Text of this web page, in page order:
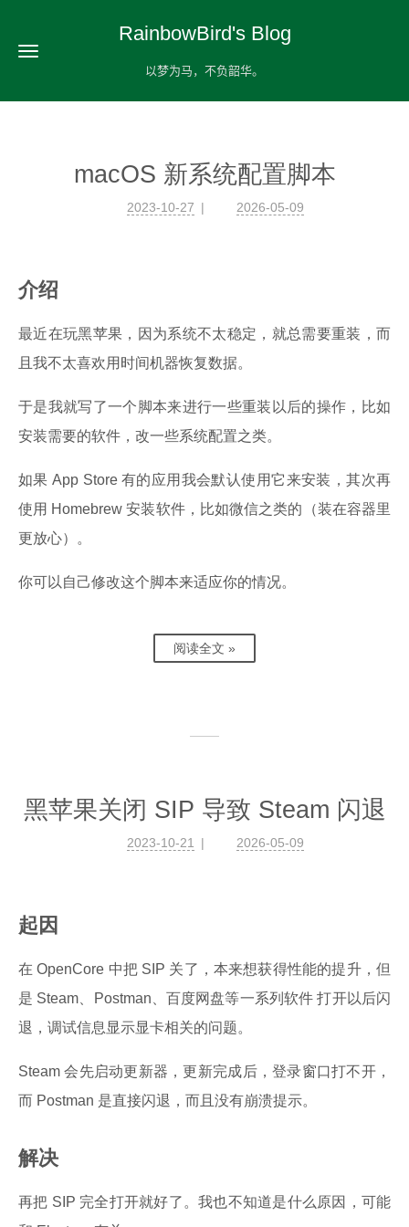
RainbowBird's Blog
以梦为马，不负韶华。
macOS 新系统配置脚本
2023-10-27 2026-05-09
介绍
最近在玩黑苹果，因为系统不太稳定，就总需要重装，而
且我不太喜欢用时间机器恢复数据。
于是我就写了一个脚本来进行一些重装以后的操作，比如
安装需要的软件，改一些系统配置之类。
如果 App Store 有的应用我会默认使用它来安装，其次再
使用 Homebrew 安装软件，比如微信之类的（装在容器里
更放心）。
你可以自己修改这个脚本来适应你的情况。
阅读全文 »
黑苹果关闭 SIP 导致 Steam 闪退
2023-10-21 2026-05-09
起因
在 OpenCore 中把 SIP 关了，本来想获得性能的提升，但
是 Steam、Postman、百度网盘等一系列软件 打开以后闪
退，调试信息显示显卡相关的问题。
Steam 会先启动更新器，更新完成后，登录窗口打不开，
而 Postman 是直接闪退，而且没有崩溃提示。
解决
再把 SIP 完全打开就好了。我也不知道是什么原因，可能